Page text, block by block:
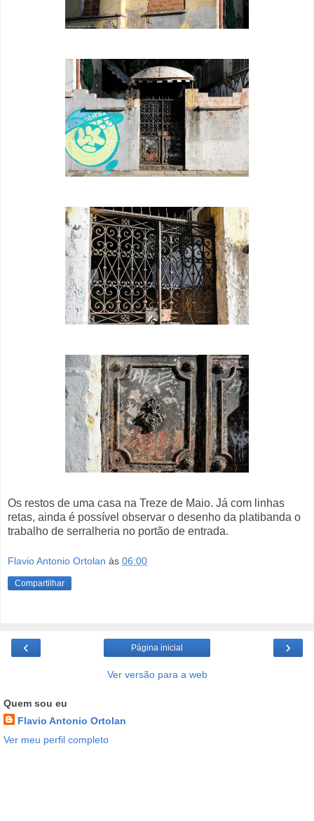
Os restos de uma casa na Treze de Maio. Já com linhas
retas, ainda é possível observar o desenho da platibanda o
trabalho de serralheria no portão de entrada.
Flavio Antonio Ortolan às 06:00
Compartilhar
‹ ›
Página inicial
Ver versão para a web
Quem sou eu
Flavio Antonio Ortolan
Ver meu perfil completo